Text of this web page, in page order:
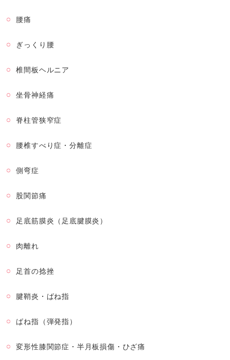
腰痛
ぎっくり腰
椎間板ヘルニア
坐骨神経痛
脊柱管狭窄症
腰椎すべり症・分離症
側弯症
股関節痛
足底筋膜炎（足底腱膜炎）
肉離れ
足首の捻挫
腱鞘炎・ばね指
ばね指（弾発指）
変形性膝関節症・半月板損傷・ひざ痛